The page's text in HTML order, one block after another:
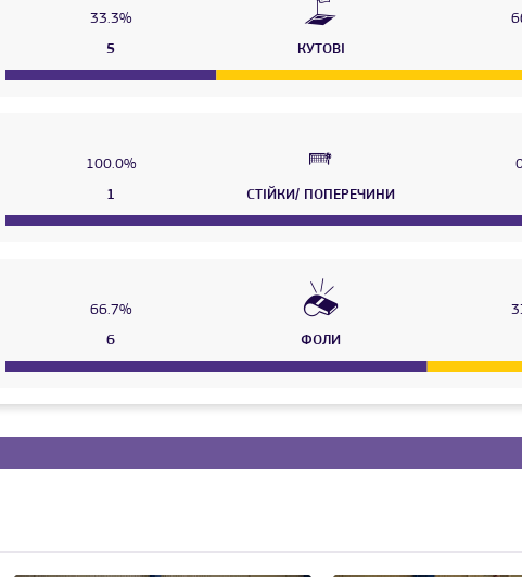
33.3%
5
КУТОВІ
100.0%
1
СТІЙКИ/ ПОПЕРЕЧИНИ
66.7%
6
ФОЛИ